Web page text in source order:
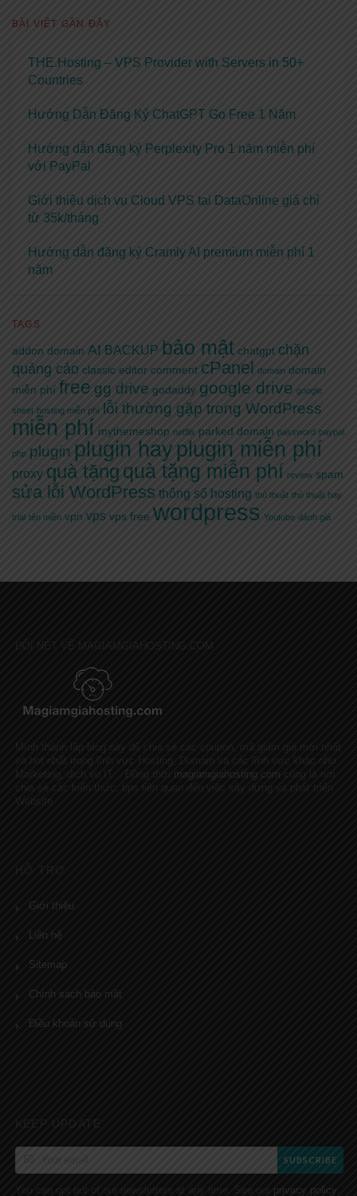
BÀI VIẾT GẦN ĐÂY
THE.Hosting – VPS Provider with Servers in 50+
Countries
Hướng Dẫn Đăng Ký ChatGPT Go Free 1 Năm
Hướng dẫn đăng ký Perplexity Pro 1 năm miễn phí
với PayPal
Giới thiệu dịch vụ Cloud VPS tại DataOnline giá chỉ
từ 35k/tháng
Hướng dẫn đăng ký Cramly AI premium miễn phí 1
năm
TAGS
addon domain AI BACKUP bảo mật chatgpt chặn
quảng cáo classic editor comment cPanel domain domain
miễn phí free gg drive godaddy google drive google
sheet hosting miễn phí lỗi thường gặp trong WordPress
miễn phí mythemeshop netflix parked domain password paypal
php plugin plugin hay plugin miễn phí
proxy quà tặng quà tặng miễn phí review spam
sửa lỗi WordPress thông số hosting thủ thuật thủ thuật hay
trial tên miền vpn vps vps free wordpress Youtube đánh giá
ĐÔI NÉT VỀ MAGIAMGIAHOSTING.COM
Mình thành lập blog này để chia sẻ các coupon, mã giảm giá mới nhất
và hot nhất trong lĩnh vực Hosting, Domain và các lĩnh vực khác như
Marketing, dịch vụ IT... Đồng thời magiamgiahosting.com cũng là nơi
chia sẻ các kiến thức, tips liên quan đến việc xây dựng và phát triển
Website
HỖ TRỢ
Giới thiệu
Liên hệ
Sitemap
Chính sách bảo mật
Điều khoản sử dụng
KEEP UPDATE
SUBSCRIBE
You can opt out of our newsletters at any time. See our privacy policy